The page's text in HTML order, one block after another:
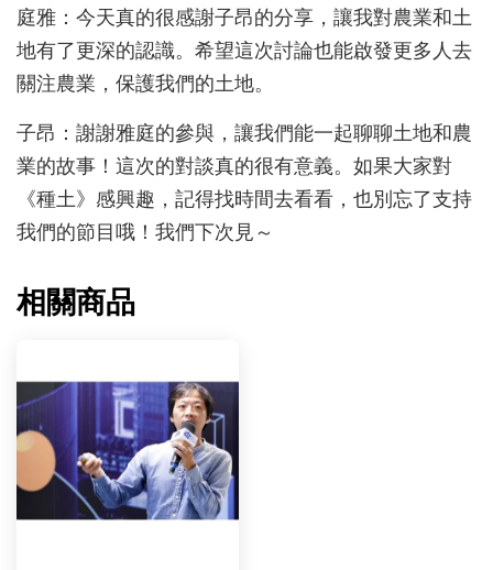
庭雅：今天真的很感謝子昂的分享，讓我對農業和土
地有了更深的認識。希望這次討論也能啟發更多人去
關注農業，保護我們的土地。
子昂：謝謝雅庭的參與，讓我們能一起聊聊土地和農
業的故事！這次的對談真的很有意義。如果大家對
《種土》感興趣，記得找時間去看看，也別忘了支持
我們的節目哦！我們下次見～
相關商品